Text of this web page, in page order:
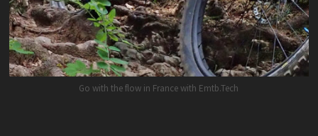
Go with the flow in France with Emtb.Tech